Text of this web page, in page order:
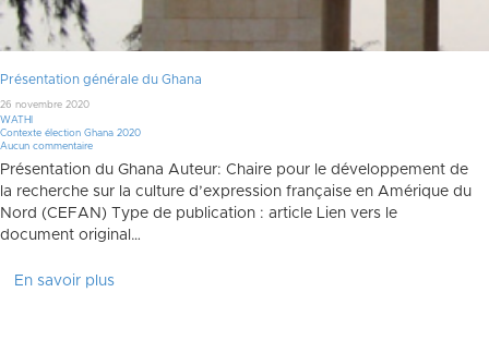
Présentation générale du Ghana
26 novembre 2020
WATHI
Contexte élection Ghana 2020
Aucun commentaire
Présentation du Ghana Auteur: Chaire pour le développement de
la recherche sur la culture d’expression française en Amérique du
Nord (CEFAN) Type de publication : article Lien vers le
document original…
En savoir plus